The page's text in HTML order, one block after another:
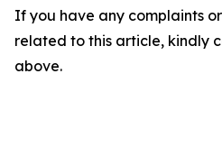
If you have any complaints
related to this article, kindly
above.